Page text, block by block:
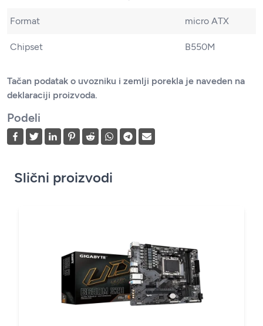
Format micro ATX
Chipset B550M
Tačan podatak o uvozniku i zemlji porekla je naveden na
deklaraciji proizvoda.
Podeli
Slični proizvodi